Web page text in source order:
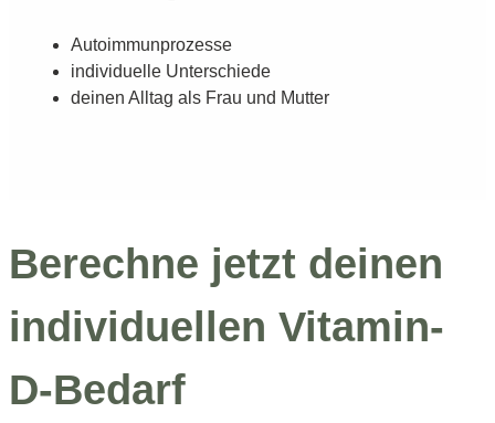
Autoimmunprozesse
individuelle Unterschiede
deinen Alltag als Frau und Mutter
Berechne jetzt deinen
individuellen Vitamin-
D-Bedarf